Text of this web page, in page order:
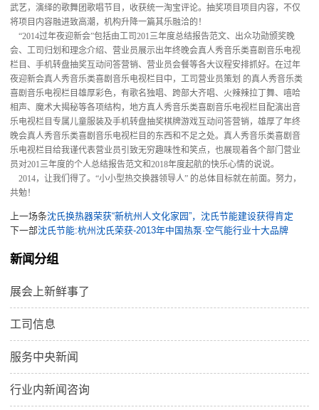
武艺，演绎的歌舞团歌唱节目，收获统一淘宝评论。抽奖项目项目内容，不仅
将项目内容融进致高潮，机构升降一篇其乐融洽的！
“2014过年夜迎新会”包括由工司201三年度总结报告范文、出众功勋颁奖晚
会、工司归划和理念介绍、营业员展示出年终晚会真人秀音乐类喜剧音乐电视
栏目、手机转盘抽奖互动问答营销、营业员会餐等各大议程安排抓好。在过年
夜迎新会真人秀音乐类喜剧音乐电视栏目中，工司营业员策划 的真人秀音乐类
喜剧音乐电视栏目雄厚彩色，有歌名独唱、跨部大齐唱、火辣辣拉丁舞、嘻哈
相声、魔术大揭秘等各项结构，地方真人秀音乐类喜剧音乐电视栏目配演出音
乐电视栏目专属儿童服装及手机转盘抽奖棋牌游戏互动问答营销，雄厚了年终
晚会真人秀音乐类喜剧音乐电视栏目的东西和不足之处。真人秀音乐类喜剧音
乐电视栏目给我谨代表营业员引致无穷趣味性和笑点，也展现着各个部门营业
员对201三年度的个人总结报告范文和2018年度起航的快乐心情的说说。
2014，让我们得了。“小小型热交换器领导人” 的总体目标就在前面。努力，
共勉！
上一场条沈氏换热器荣获“新杭州人文化家园”，沈氏节能建设获得肯定
下一部沈氏节能:杭州沈氏荣获-2013年中国热泵·空气能行业十大品牌
新闻分组
展会上新鲜事了
工司信息
服务中央新闻
行业内新闻咨询